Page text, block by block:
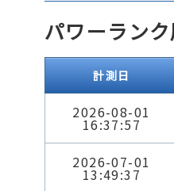
パワーラン
計測日
2026-08-01
16:37:57
2026-07-01
13:49:37